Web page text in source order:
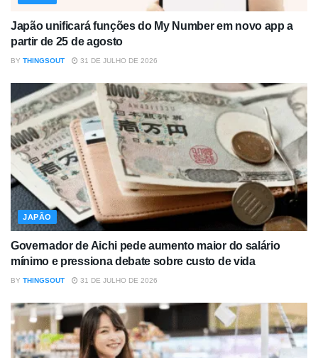
Japão unificará funções do My Number em novo app a
partir de 25 de agosto
BY THINGSOUT 31 DE JULHO DE 2026
JAPÃO
Governador de Aichi pede aumento maior do salário
mínimo e pressiona debate sobre custo de vida
BY THINGSOUT 31 DE JULHO DE 2026